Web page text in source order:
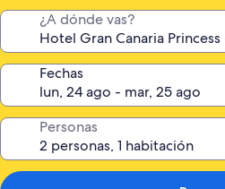
¿A dónde vas?
Fechas
Personas